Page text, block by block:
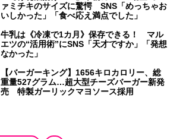
ァミチキのサイズに驚愕 SNS「めっちゃお
いしかった」「食べ応え満点でした」
牛乳は《冷凍で1カ月》保存できる！ マル
エツの“活用術”にSNS「天才ですか」「発想
なかった」
【バーガーキング】1656キロカロリー、総
重量527グラム…超大型チーズバーガー新発
売 特製ガーリックマヨソース採用